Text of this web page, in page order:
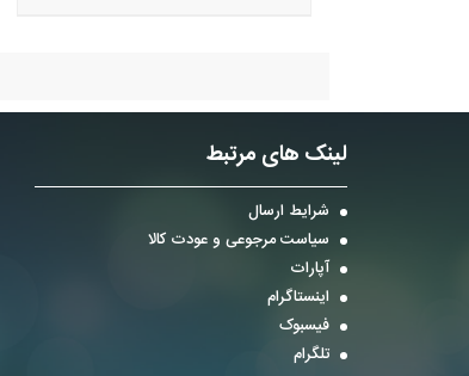
لینک های مرتبط
شرایط ارسال
سیاست مرجوعی و عودت کالا
آپارات
اینستاگرام
فیسبوک
تلگرام